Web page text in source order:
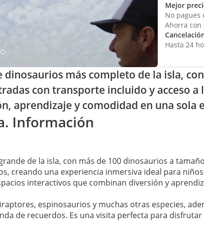
Mejor
No pagues
Ahorra con
Hasta 24
más completo de la isla,
con transporte incluido y acceso a
aprendizaje y comodidad en una sola
Información
de la isla, con más de 100 dinosaurios a
creando una experiencia inmersiva ideal para
interactivos que combinan diversión y
espinosaurios y muchas otras especies,
de recuerdos. Es una visita perfecta para disfrutar